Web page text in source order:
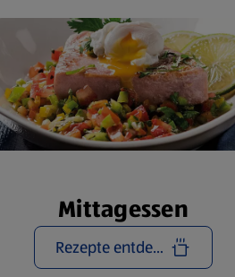
Mittagessen
Rezepte entdecken